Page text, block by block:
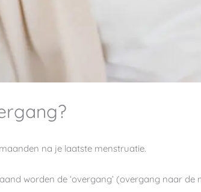
na je laatste menstruatie.
worden de ‘overgang’ (overgang naar